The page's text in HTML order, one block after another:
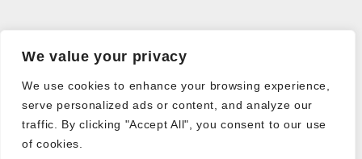
We value your privacy
We use cookies to enhance your browsing experience,
serve personalized ads or content, and analyze our
traffic. By clicking "Accept All", you consent to our use
of cookies.